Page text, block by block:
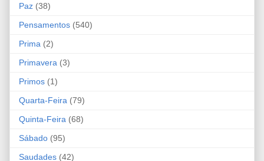
Paz (38)
Pensamentos (540)
Prima (2)
Primavera (3)
Primos (1)
Quarta-Feira (79)
Quinta-Feira (68)
Sábado (95)
Saudades (42)